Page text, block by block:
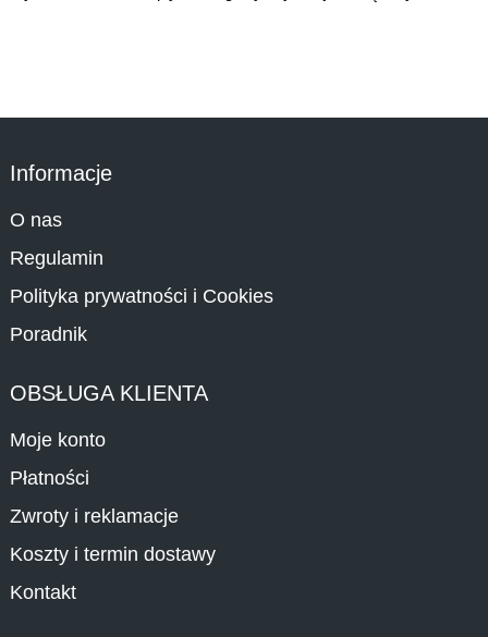
Informacje
O nas
Regulamin
Polityka prywatności i Cookies
Poradnik
OBSŁUGA KLIENTA
Moje konto
Płatności
Zwroty i reklamacje
Koszty i termin dostawy
Kontakt